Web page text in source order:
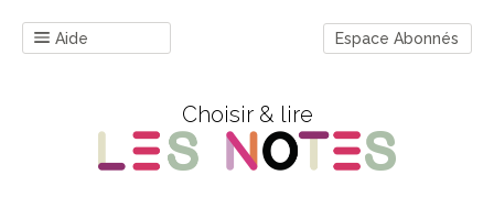
Aide Espace Abonnés
Choisir & lire